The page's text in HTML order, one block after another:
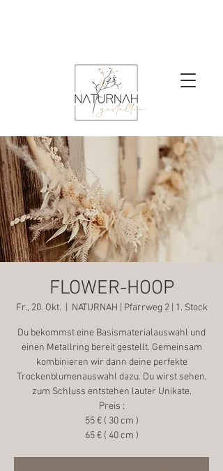
FLOWER-HOOP
Fr., 20. Okt. NATURNAH | Pfarrweg 2 | 1. Stock
Du bekommst eine Basismaterialauswahl und
einen Metallring bereit gestellt. Gemeinsam
kombinieren wir dann deine perfekte
Trockenblumenauswahl dazu. Du wirst sehen,
zum Schluss entstehen lauter Unikate.
Preis :
55 € ( 30 cm )
65 € ( 40 cm )